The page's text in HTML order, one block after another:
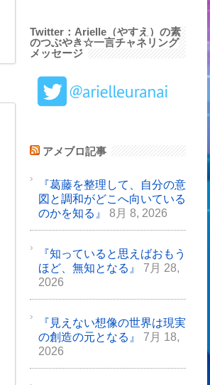
Twitter：Arielle（やすえ）の素
のつぶやき☆一言チャネリング
メッセージ
アメブロ記事
『葛藤を整理して、自分の意
図と調和がどこへ向いている
のかを知る』
8月 8, 2026
『知っていると思えばおもう
ほど、無知となる』
7月 28,
2026
『見えない想像の世界は現実
の創造の元となる』
7月 18,
2026